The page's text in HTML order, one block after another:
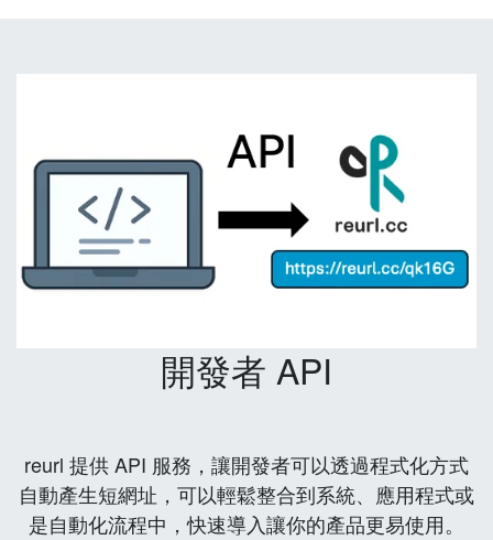
開發者 API
reurl 提供 API 服務，讓開發者可以透過程式化方式
自動產生短網址，可以輕鬆整合到系統、應用程式或
是自動化流程中，快速導入讓你的產品更易使用。